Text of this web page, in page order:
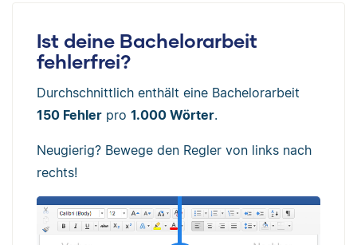
Ist deine Bachelorarbeit
fehlerfrei?
Durchschnittlich enthält eine Bachelorarbeit
150 Fehler pro 1.000 Wörter.
Neugierig? Bewege den Regler von links nach
rechts!